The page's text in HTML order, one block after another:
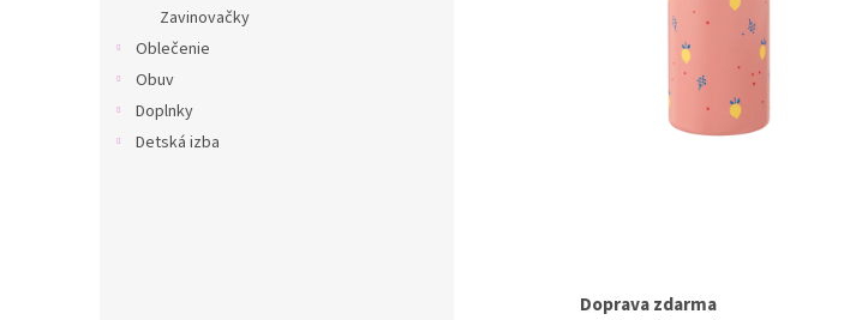
Zavinovačky
Oblečenie
Obuv
Doplnky
Detská izba
Doprava zdarma